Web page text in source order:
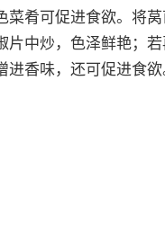
肴可促进食欲。将莴
片中炒，色泽鲜艳；
进香味，还可促进食欲